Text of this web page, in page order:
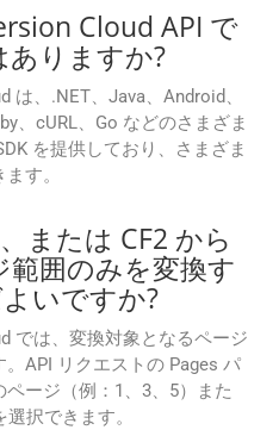
Cloud API で
ありますか?
は、.NET、Java、Android、
、cURL、Go などのさまざま
を提供しており、さまざま
す。
または CF2 から
囲のみを変換す
いですか?
では、変換対象となるページ
API リクエストの Pages パ
ージ（例：1、3、5）また
択できます。